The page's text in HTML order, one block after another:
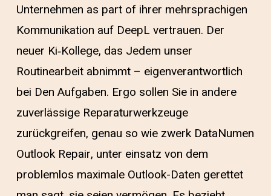
Unternehmen as part of ihrer mehrsprachigen
Kommunikation auf DeepL vertrauen. Der
neuer Ki‑Kollege, das Jedem unser
Routinearbeit abnimmt – eigenverantwortlich
bei Den Aufgaben. Ergo sollen Sie in andere
zuverlässige Reparaturwerkzeuge
zurückgreifen, genau so wie zwerk DataNumen
Outlook Repair, unter einsatz von dem
problemlos maximale Outlook-Daten gerettet